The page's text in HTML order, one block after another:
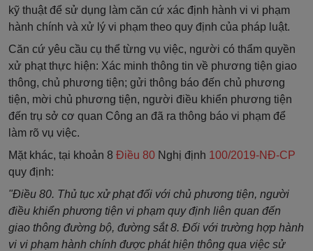
kỹ thuật để sử dụng làm căn cứ xác định hành vi vi phạm
hành chính và xử lý vi phạm theo quy định của pháp luật.
Căn cứ yêu cầu cụ thể từng vụ việc, người có thẩm quyền
xử phạt thực hiện: Xác minh thông tin về phương tiện giao
thông, chủ phương tiện; gửi thông báo đến chủ phương
tiện, mời chủ phương tiện, người điều khiển phương tiện
đến trụ sở cơ quan Công an đã ra thông báo vi phạm để
làm rõ vụ việc.
Mặt khác, tại khoản 8 Điều 80 Nghị định 100/2019-NĐ-CP
quy định:
"Điều 80. Thủ tục xử phạt đối với chủ phương tiện, người
điều khiển phương tiện vi phạm quy định liên quan đến
giao thông đường bộ, đường sắt 8. Đối với trường hợp hành
vi vi phạm hành chính được phát hiện thông qua việc sử